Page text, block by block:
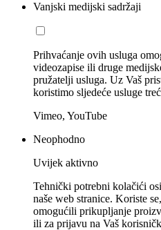
Vanjski medijski sadržaji
Prihvaćanje ovih usluga
videozapise ili druge
pružatelji usluga. Uz Vaš
koristimo sljedeće usluge
Vimeo, YouTube
Neophodno
Uvijek aktivno
Tehnički potrebni kolačići
naše web stranice. Koriste
omogućili prikupljanje
ili za prijavu na Vaš